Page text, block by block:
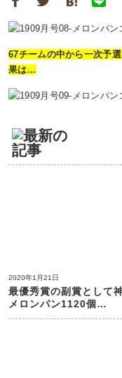
67チームの中から一次予
果は...
2020年1月21日
最優秀賞の副賞として
メロンパン1120個…